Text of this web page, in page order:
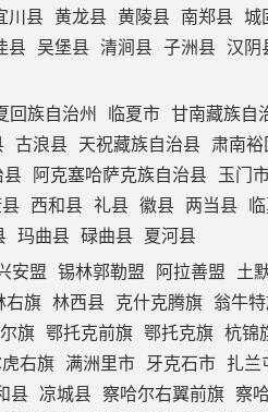
川县 黄龙县 黄陵县 南郑县 城
县 吴堡县 清涧县 子洲县 汉阴
回族自治州 临夏市 甘南藏族自
古浪县 天祝藏族自治县 肃南
县 阿克塞哈萨克族自治县 玉门
西和县 礼县 徽县 两当县
玛曲县 碌曲县 夏河县
安盟 锡林郭勒盟 阿拉善盟 土
右旗 林西县 克什克腾旗 翁牛
旗 鄂托克前旗 鄂托克旗 杭锦
右旗 满洲里市 牙克石市 扎兰
县 凉城县 察哈尔右翼前旗 察